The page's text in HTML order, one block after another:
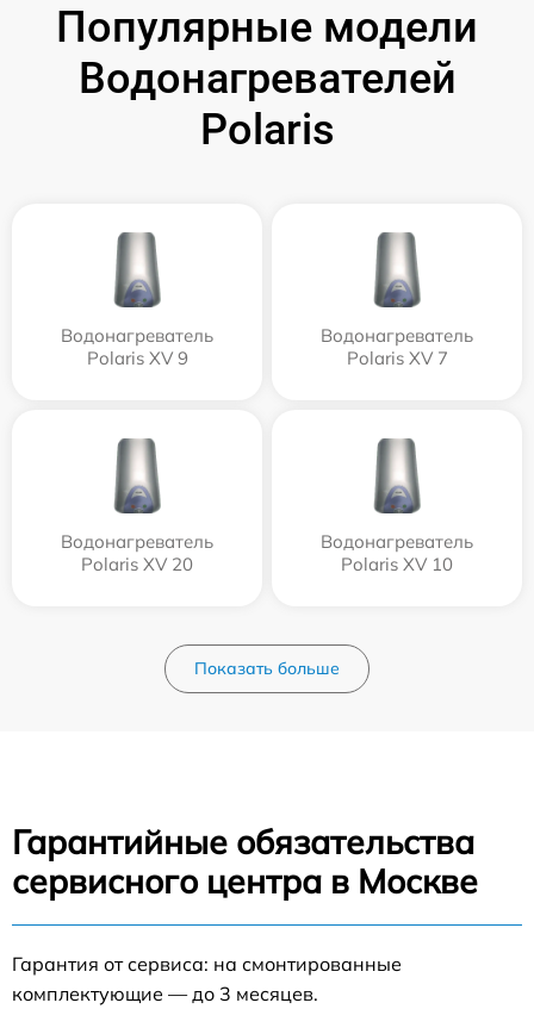
Популярные модели
Водонагревателей
Polaris
Водонагреватель
Polaris XV 9
Водонагреватель
Polaris XV 7
Водонагреватель
Polaris XV 20
Водонагреватель
Polaris XV 10
Показать больше
Гарантийные обязательства
сервисного центра в Москве
Гарантия от сервиса: на смонтированные
комплектующие — до 3 месяцев.